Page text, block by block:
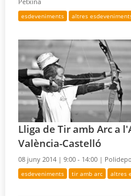
esdeveniments altres
Lliga de Tir amb Arc a
València-Castelló
08 juny 2014 |9:00 - 14:00 |
esdeveniments tir amb arc altres